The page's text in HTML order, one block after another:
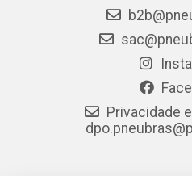
Privacidade